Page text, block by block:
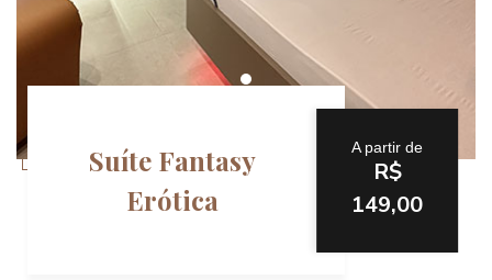
Suíte Fantasy
Erótica
A partir de
R$
149,00